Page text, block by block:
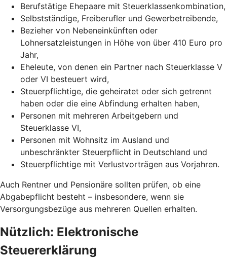
Berufstätige Ehepaare mit Steuerklassenkombination,
Selbstständige, Freiberufler und Gewerbetreibende,
Bezieher von Nebeneinkünften oder
Lohnersatzleistungen in Höhe von über 410 Euro pro
Jahr,
Eheleute, von denen ein Partner nach Steuerklasse V
oder VI besteuert wird,
Steuerpflichtige, die geheiratet oder sich getrennt
haben oder die eine Abfindung erhalten haben,
Personen mit mehreren Arbeitgebern und
Steuerklasse VI,
Personen mit Wohnsitz im Ausland und
unbeschränkter Steuerpflicht in Deutschland und
Steuerpflichtige mit Verlustvorträgen aus Vorjahren.
Auch Rentner und Pensionäre sollten prüfen, ob eine
Abgabepflicht besteht – insbesondere, wenn sie
Versorgungsbezüge aus mehreren Quellen erhalten.
Nützlich: Elektronische
Steuererklärung